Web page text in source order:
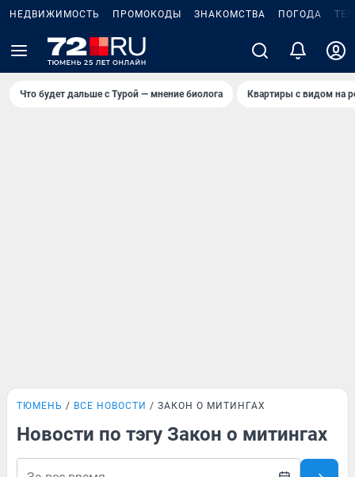
НЕДВИЖИМОСТЬ ПРОМОКОДЫ ЗНАКОМСТВА ПОГОДА
Что будет дальше с Турой — мнение биолога Квартиры с видом на
ТЮМЕНЬ ВСЕ НОВОСТИ ЗАКОН О МИТИНГАХ
Новости по тэгу Закон о митингах